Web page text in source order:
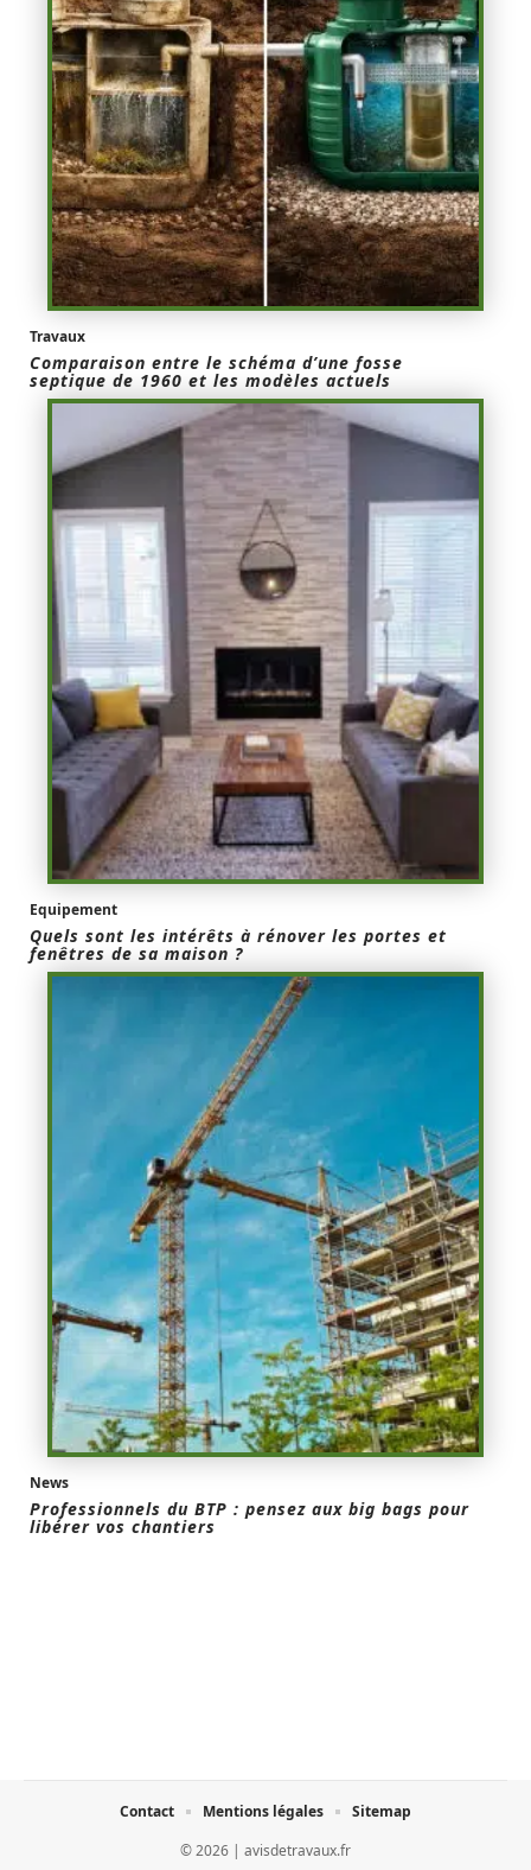
Travaux
Comparaison entre le schéma d’une fosse
septique de 1960 et les modèles actuels
Equipement
Quels sont les intérêts à rénover les portes et
fenêtres de sa maison ?
News
Professionnels du BTP : pensez aux big bags pour
libérer vos chantiers
© 2026 | avisdetravaux.fr
Contact Mentions légales Sitemap